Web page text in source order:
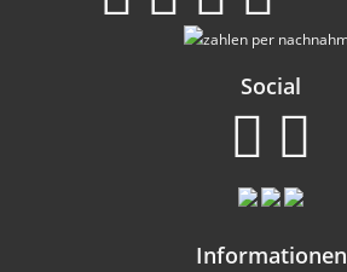
Social
Informationen